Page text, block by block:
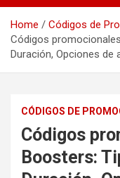
Home
Códigos de
Códigos
Duración, Opciones de
CÓDIGOS DE
Códigos
Boosters: